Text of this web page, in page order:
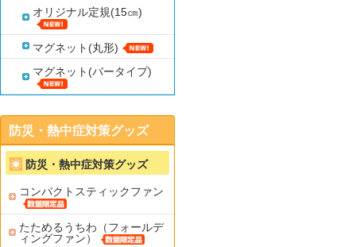
オリジナル定規(15㎝)
マグネット(丸形)
マグネット(バータイプ)
防災・熱中症対策グッズ
防災・熱中症対策グッズ
コンパクトスティックファン
たためるうちわ（フォールデ
ィングファン）